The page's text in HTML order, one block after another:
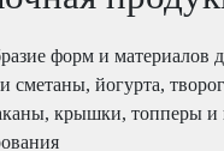
форм и материалов
сметаны, йогурта,
крышки, топперы